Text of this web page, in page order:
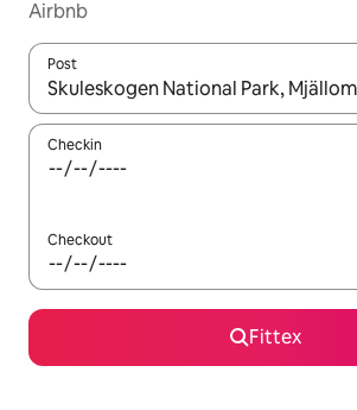
Airbnb
Post
Meta r-riżultati jkunu disponibbli, tista'
Checkin
Checkout
Fittex